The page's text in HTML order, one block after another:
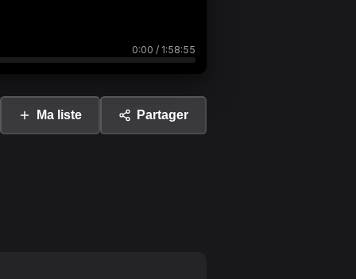
0:00 / 1:58:55
Ma liste Partager